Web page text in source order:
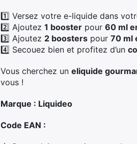
1️⃣ Versez votre e-liquide dans
2️⃣ Ajoutez1 booster pour60 ml
3️⃣ Ajoutez 2 boosters pour70 ml
4️⃣ Secouez bien et profitez d’un
Vous cherchez uneliquide
vous !
Marque : Liquideo
Code EAN :